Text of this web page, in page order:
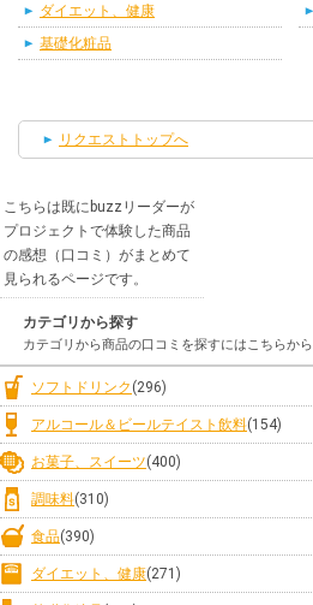
ダイエット、健康
基礎化粧品
リクエストトップへ
こちらは既にbuzzリーダーが
プロジェクトで体験した商品
の感想（口コミ）がまとめて
見られるページです。
カテゴリから探す
カテゴリから商品の口コミを探すにはこちらから
ソフトドリンク (296)
アルコール＆ビールテイスト飲料(154)
お菓子、スイーツ(400)
調味料(310)
食品(390)
ダイエット、健康(271)